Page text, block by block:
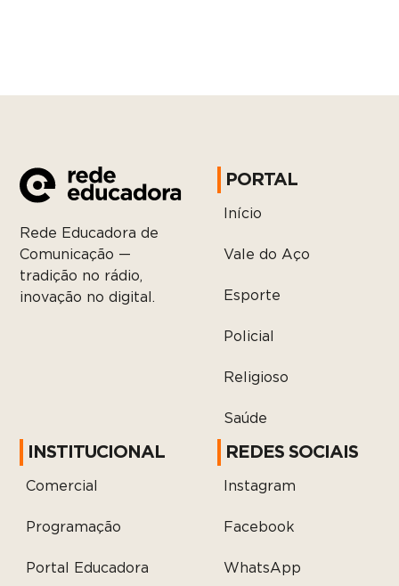
Rede Educadora de
Comunicação —
tradição no rádio,
inovação no digital.
PORTAL
Início
Vale do Aço
Esporte
Policial
Religioso
Saúde
INSTITUCIONAL
Comercial
Programação
Portal Educadora
REDES SOCIAIS
Instagram
Facebook
WhatsApp